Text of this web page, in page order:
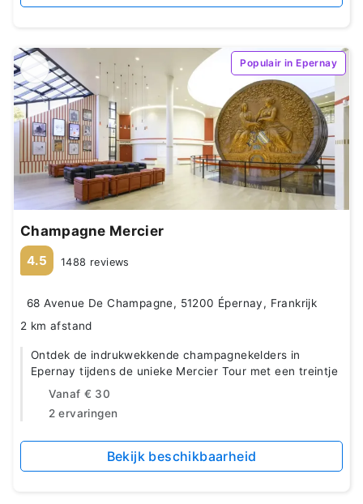
Populair in Epernay
Champagne Mercier
4.5 1488 reviews
68 Avenue De Champagne, 51200 Épernay, Frankrijk
2 km afstand
Ontdek de indrukwekkende champagnekelders in
Epernay tijdens de unieke Mercier Tour met een treintje
Vanaf € 30
2 ervaringen
Bekijk beschikbaarheid